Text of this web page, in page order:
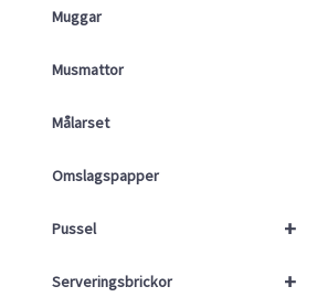
Muggar
Musmattor
Målarset
Omslagspapper
+
Pussel
+
Serveringsbrickor